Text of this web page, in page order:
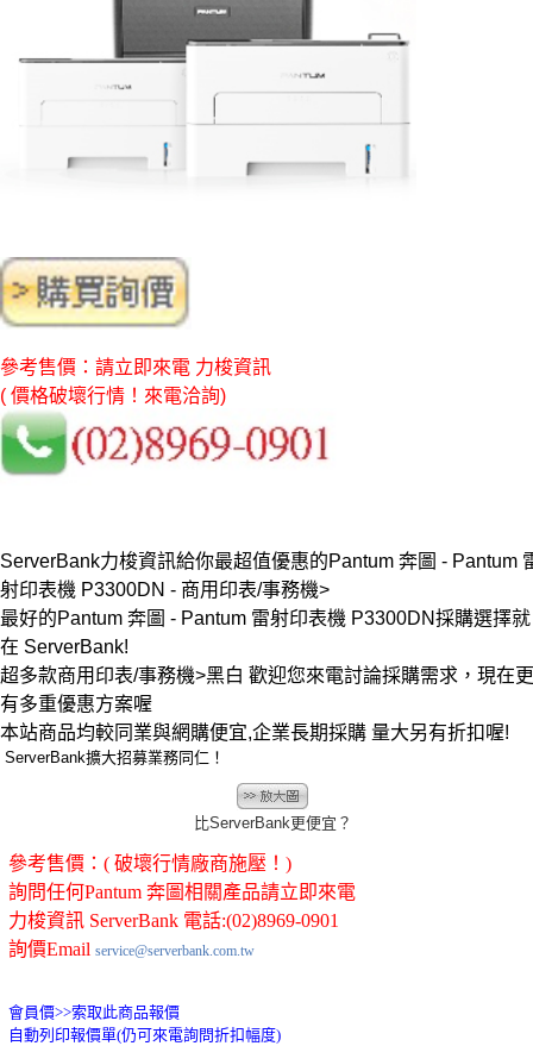
參考售價：請立即來電 力梭資訊
( 價格破壞行情！來電洽詢)
ServerBank力梭資訊給你最超值優惠的Pantum 奔圖 - Pantum
射印表機 P3300DN - 商用印表/事務機>
最好的Pantum 奔圖 - Pantum 雷射印表機 P3300DN採購選擇就
在 ServerBank!
超多款商用印表/事務機>黑白 歡迎您來電討論採購需求，現在更
有多重優惠方案喔
本站商品均較同業與網購便宜,企業長期採購 量大另有折扣喔!
ServerBank擴大招募業務同仁！
比ServerBank更便宜？
參考售價：( 破壞行情廠商施壓！)
詢問任何Pantum 奔圖相關產品請立即來電
力梭資訊 ServerBank 電話:(02)8969-0901
詢價Email service@serverbank.com.tw
會員價>>索取此商品報價
自動列印報價單(仍可來電詢問折扣幅度)